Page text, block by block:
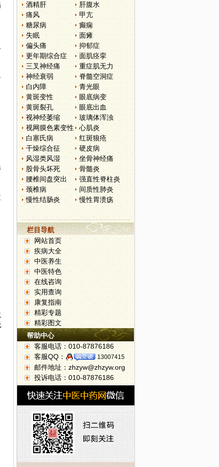
酒精肝
肝腹水
痛风
甲亢
糖尿病
癫痫
失眠
面瘫
偏头痛
抑郁症
更年期综合症
面肌痉挛
三叉神经痛
重症肌无力
神经衰弱
脊髓空洞症
白内障
青光眼
黄斑变性
眼底病变
黄斑裂孔
眼底出血
视神经萎缩
玻璃体浑浊
视网膜色素变性
心肌炎
白塞氏病
红斑狼疮
干燥综合征
硬皮病
风湿类风湿
坐骨神经痛
股骨头坏死
骨髓炎
腰椎间盘突出
强直性脊柱炎
颈椎病
间质性肺炎
慢性结肠炎
慢性胃溃疡
栏目导航
网站首页
疾病大全
中医养生
中医特色
在线咨询
实用查询
康复指南
精彩专题
精彩图文
帮助中心
客服电话：010-87876186
客服QQ：
13007415
邮件地址：zhzyw@zhzyw.org
投诉电话：010-87876186